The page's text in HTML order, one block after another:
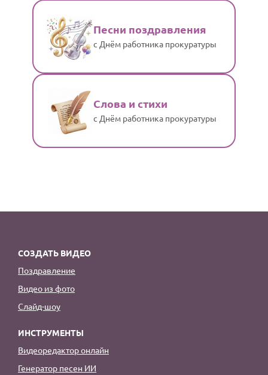
Песни поздравления
с Днём работника прокуратуры
Слова и стихи
с Днём работника прокуратуры
СОЗДАТЬ ВИДЕО
Поздравление
Видео из фото
Слайд-шоу
ИНСТРУМЕНТЫ
Видеоредактор онлайн
Генератор песен ИИ